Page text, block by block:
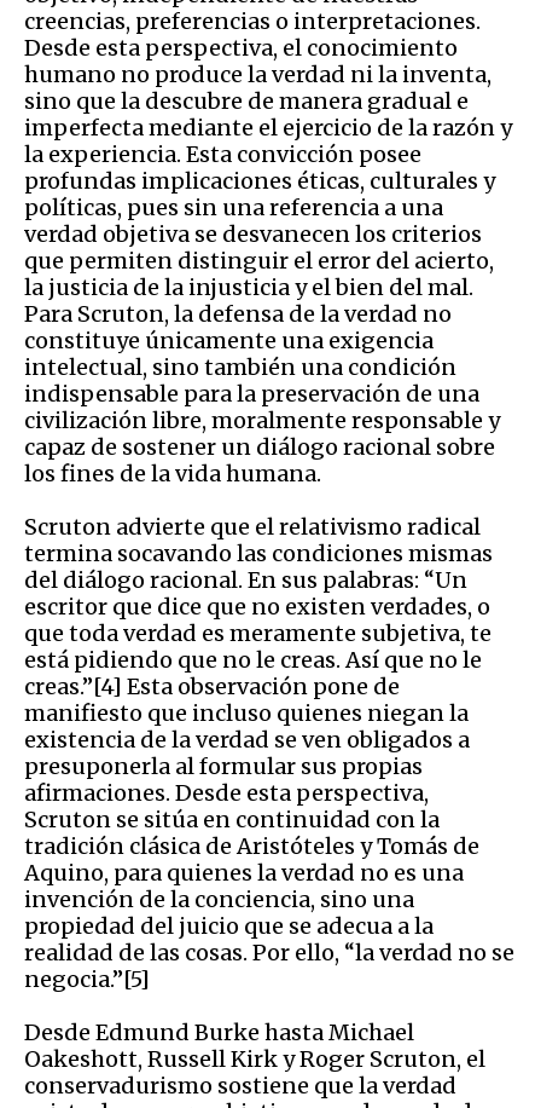
creencias, preferencias o interpretaciones.
Desde esta perspectiva, el conocimiento
humano no produce la verdad ni la inventa,
sino que la descubre de manera gradual e
imperfecta mediante el ejercicio de la razón y
la experiencia. Esta convicción posee
profundas implicaciones éticas, culturales y
políticas, pues sin una referencia a una
verdad objetiva se desvanecen los criterios
que permiten distinguir el error del acierto,
la justicia de la injusticia y el bien del mal.
Para Scruton, la defensa de la verdad no
constituye únicamente una exigencia
intelectual, sino también una condición
indispensable para la preservación de una
civilización libre, moralmente responsable y
capaz de sostener un diálogo racional sobre
los fines de la vida humana.
Scruton advierte que el relativismo radical
termina socavando las condiciones mismas
del diálogo racional. En sus palabras: “Un
escritor que dice que no existen verdades, o
que toda verdad es meramente subjetiva, te
está pidiendo que no le creas. Así que no le
creas.”[4] Esta observación pone de
manifiesto que incluso quienes niegan la
existencia de la verdad se ven obligados a
presuponerla al formular sus propias
afirmaciones. Desde esta perspectiva,
Scruton se sitúa en continuidad con la
tradición clásica de Aristóteles y Tomás de
Aquino, para quienes la verdad no es una
invención de la conciencia, sino una
propiedad del juicio que se adecua a la
realidad de las cosas. Por ello, “la verdad no se
negocia.”[5]
Desde Edmund Burke hasta Michael
Oakeshott, Russell Kirk y Roger Scruton, el
conservadurismo sostiene que la verdad